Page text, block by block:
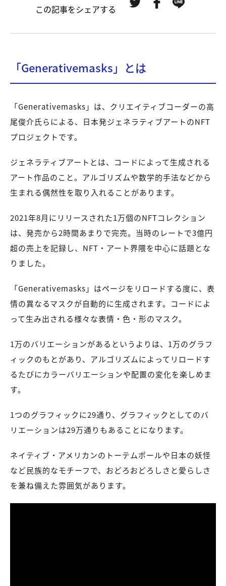
この記事をシェアする
「Generativemasks」とは
「Generativemasks」は、クリエイティブコーダーの高
尾俊介氏らによる、日本発ジェネラティブアートのNFT
プロジェクトです。
ジェネラティブアートとは、コードによって生成される
アート作品のこと。アルゴリズムや数学的手法などから
生まれる偶然性を取り入れることがあります。
2021年8月にリリースされた1万個のNFTコレクション
は、発売から2時間あまりで完売。当時のレートで3億円
超の売上を記録し、NFT・アート界隈を中心に話題とな
りました。
「Generativemasks」はページをリロードする度に、表
情の異なるマスクが自動的に生成されます。コードによ
って生み出される様々な表情・色・形のマスク。
1万のバリエーションがあるというよりは、1万のグラフ
ィックのもとがあり、アルゴリズムによってリロードす
るたびにカラーバリエーションや配置の変化を楽しめま
す。
1つのグラフィックに29通り、グラフィックとしてのバ
リエーションは29万通りもあることになります。
ネイティブ・アメリカンのトーテムポールや日本の妖怪
など民族的なモチーフで、おどろおどろしさと愛らしさ
を兼ね備えた雰囲気があります。